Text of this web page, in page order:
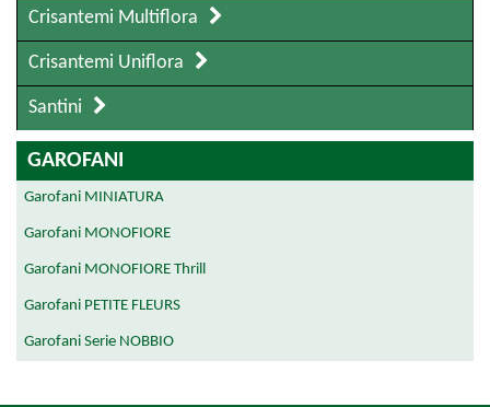
Crisantemi Multiflora
Crisantemi Uniflora
Santini
GAROFANI
Garofani MINIATURA
Garofani MONOFIORE
Garofani MONOFIORE Thrill
Garofani PETITE FLEURS
Garofani Serie NOBBIO